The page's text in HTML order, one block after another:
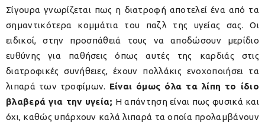
Σίγουρα γνωρίζεται πως η διατροφή αποτελεί ένα από τα
σημαντικότερα κομμάτια του παζλ της υγείας σας. Οι
ειδικοί, στην προσπάθειά τους να αποδώσουν μερίδιο
ευθύνης για παθήσεις όπως αυτές της καρδιάς στις
διατροφικές συνήθειες, έχουν πολλάκις ενοχοποιήσει τα
λιπαρά των τροφίμων. Είναι όμως όλα τα λίπη το ίδιο
βλαβερά για την υγεία; Η απάντηση είναι πως φυσικά και
όχι, καθώς υπάρχουν καλά λιπαρά τα οποία προλαμβάνουν